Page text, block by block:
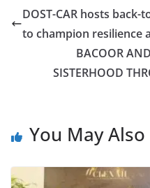
DOST-CAR hosts
to champion resilience
BACOOR
SISTERHOOD
You May Also